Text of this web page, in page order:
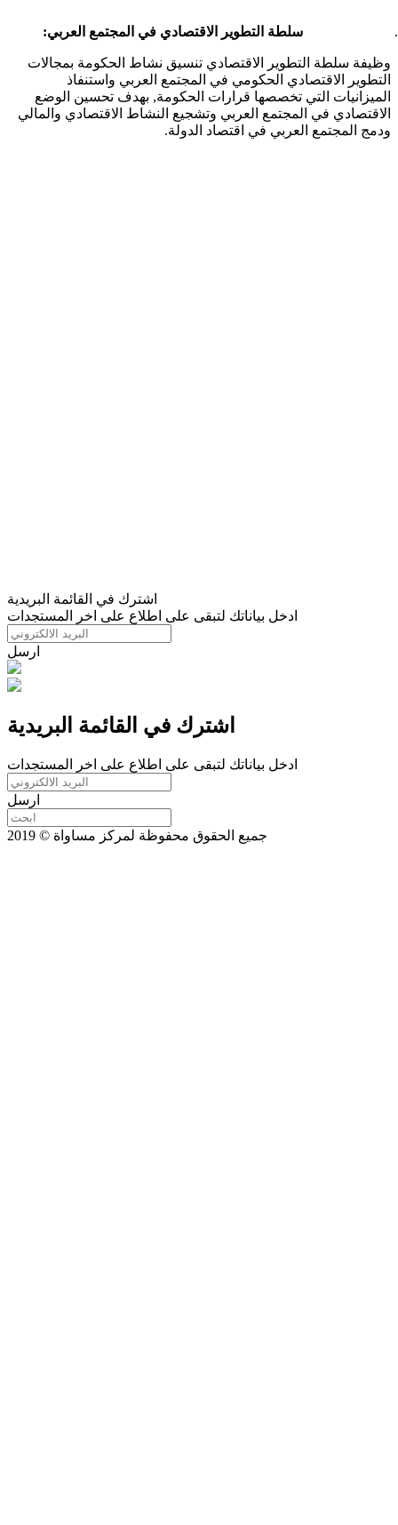
سلطة التطوير الاقتصادي في المجتمع العربي:
وظيفة سلطة التطوير الاقتصادي تنسيق نشاط الحكومة بمجالات
التطوير الاقتصادي الحكومي في المجتمع العربي واستنفاذ
الميزانيات التي تخصصها قرارات الحكومة, بهدف تحسين الوضع
الاقتصادي في المجتمع العربي وتشجيع النشاط الاقتصادي والمالي
ودمج المجتمع العربي في اقتصاد الدولة.
اشترك في القائمة البريدية
ادخل بياناتك لتبقى على اطلاع على اخر المستجدات
ارسل
اشترك في القائمة البريدية
ادخل بياناتك لتبقى على اطلاع على اخر المستجدات
ارسل
جميع الحقوق محفوظة لمركز مساواة © 2019